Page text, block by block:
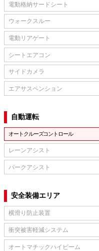
電動格納サードシート
ウォークスルー
電動リアゲート
シートエアコン
サイドカメラ
エアサスペンション
自動運転
オートクルーズコントロール
レーンアシスト
パークアシスト
安全装備エリア
横滑り防止装置
衝突被害軽減システム
オートマチックハイビーム